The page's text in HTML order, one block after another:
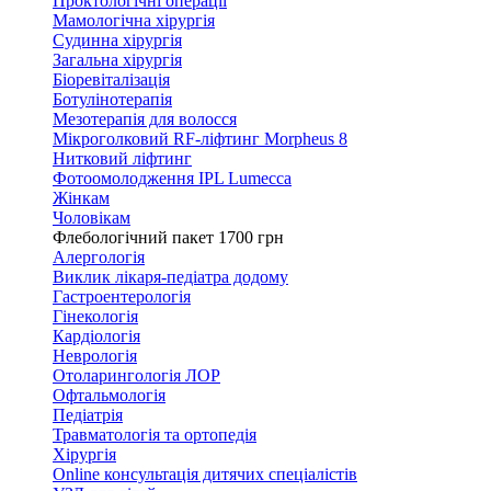
Мамологічна хірургія
Судинна хірургія
Загальна хірургія
Біоревіталізація
Ботулінотерапія
Мезотерапія для волосся
Мікроголковий RF-ліфтинг Morpheus 8
Нитковий ліфтинг
Фотоомолодження IPL Lumecca
Жінкам
Чоловікам
Флебологічний пакет 1700 грн
Алергологія
Виклик лікаря-педіатра додому
Гастроентерологія
Гінекологія
Кардіологія
Неврологія
Отоларингологія ЛОР
Офтальмологія
Педіатрія
Травматологія та ортопедія
Хірургія
Online консультація дитячих спеціалістів